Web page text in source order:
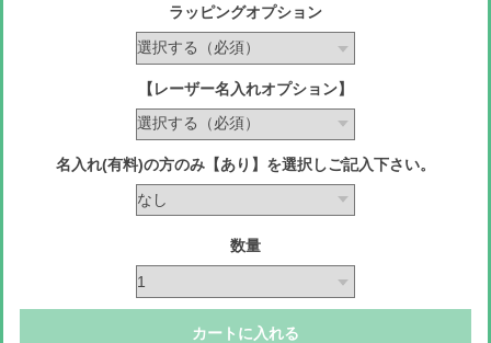
ラッピングオプション
【レーザー名入れオプション】
名入れ(有料)の方のみ【あり】を選択しご記入下さい。
数量
カートに入れる